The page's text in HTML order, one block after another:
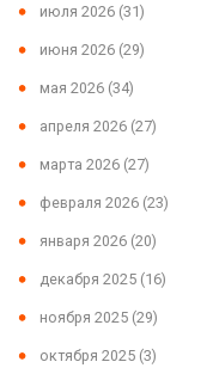
июля 2026 (31)
июня 2026 (29)
мая 2026 (34)
апреля 2026 (27)
марта 2026 (27)
февраля 2026 (23)
января 2026 (20)
декабря 2025 (16)
ноября 2025 (29)
октября 2025 (3)